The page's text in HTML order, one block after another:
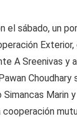
el sábado, un
A Sreenivas y
Simancas Marin